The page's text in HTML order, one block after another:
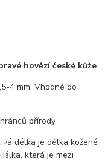
hovězí české kůže.
4 mm. Vhodné do
přírody
délka je délka kožené
která je mezi